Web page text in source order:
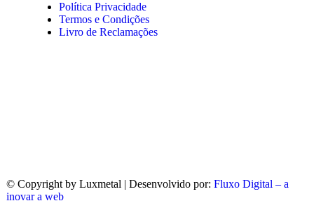
Política Privacidade
Termos e Condições
Livro de Reclamações
© Copyright by Luxmetal | Desenvolvido por: Fluxo Digital – a
inovar a web